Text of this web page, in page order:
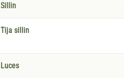
Sillin
Tija sillin
Luces